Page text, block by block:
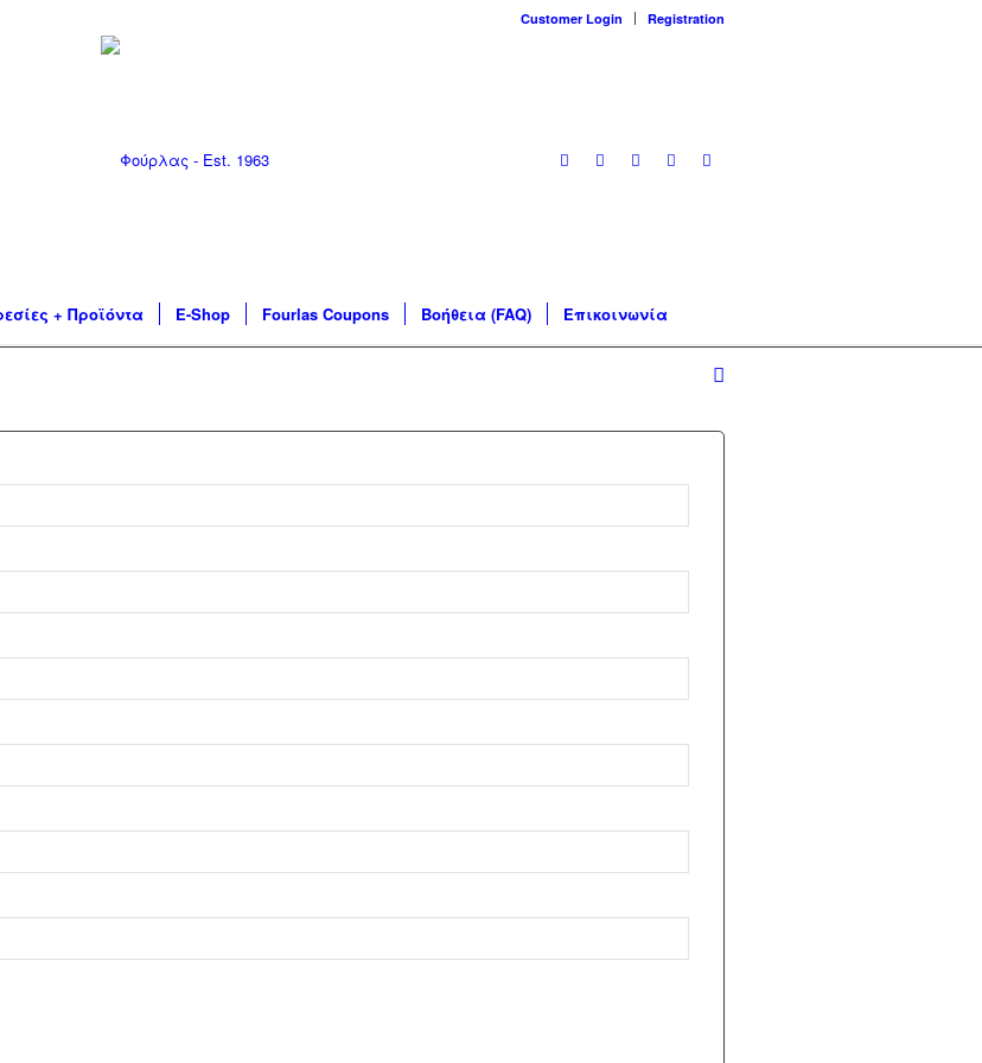
Customer Login Registration
+ Προϊόντα E-Shop Fourlas Coupons Βοήθεια (FAQ) Επικοινωνία